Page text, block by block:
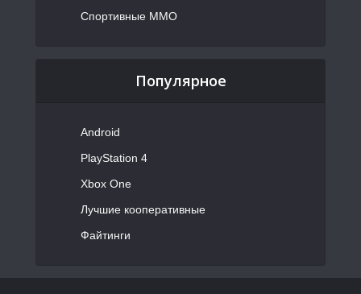
Спортивные MMO
Популярное
Android
PlayStation 4
Xbox One
Лучшие кооперативные
Файтинги